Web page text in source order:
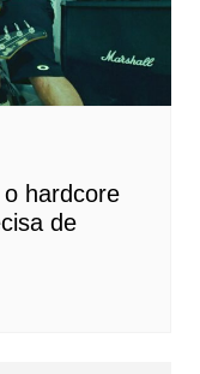
hardcore
de